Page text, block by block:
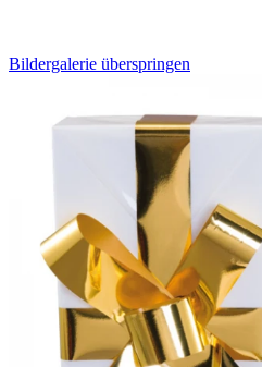
Bildergalerie überspringen